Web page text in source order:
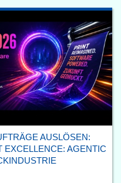
AUSLÖSEN:
EXCELLENCE: AGENTIC